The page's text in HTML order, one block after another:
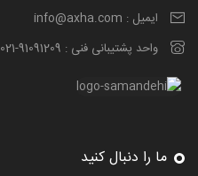
ایمیل : info@axha.com
واحد پشتیبانی فنی : 021-91091209
ما را دنبال کنید